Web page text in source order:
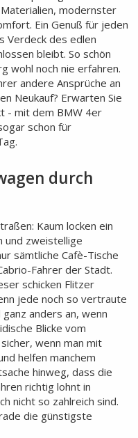
modernster
Ein Genuß für jeden
Verdeck des edlen
bleibt. So schön
wohl noch nie erfahren.
andere Ansprüche an
Neukauf? Erwarten Sie
- mit dem BMW 4er
schon für
durch
Kaum locken ein
und zweistellige
sämtliche Cafè-Tische
Fahrer der Stadt.
schicken Flitzer
jede noch so vertraute
anders an, wenn
Blicke vom
wenn man mit
helfen manchem
hinweg, dass die
richtig lohnt in
nicht so zahlreich sind.
die günstigste